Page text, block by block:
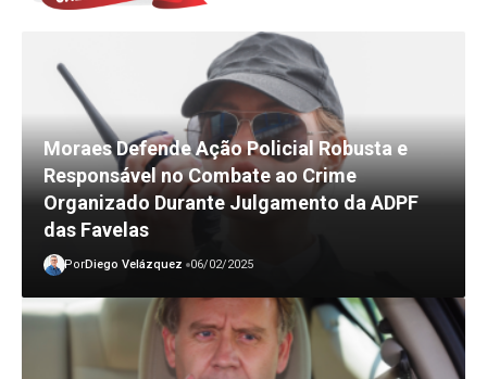
Moraes Defende Ação Policial Robusta e
Responsável no Combate ao Crime
Organizado Durante Julgamento da ADPF
das Favelas
PorDiego Velázquez 06/02/2025